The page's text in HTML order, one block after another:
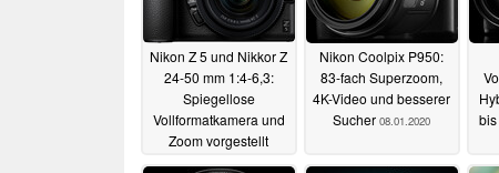
Nikon Z 5 und Nikkor Z
24-50 mm 1:4-6,3:
Spiegellose
Vollformatkamera und
Zoom vorgestellt
21.07.2020
Nikon Coolpix P950:
83-fach Superzoom,
4K-Video und besserer
Sucher 08.01.2020